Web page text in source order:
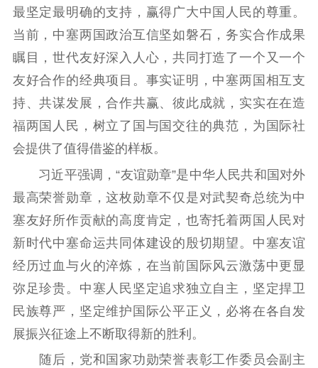
电影工作
电影创作 电影市场
机关党建
党建要闻 学习在线
文化人才
紫金人才 职称评审
数据资源
公共服务
新时代公民素养
提升资源库
新闻出版
政务服务
作品著作权
登记服务
科研创新
服务管理平台
智库服务
管理平台
文艺创作
文化产业
数字出版
新闻发布工作备
最坚定最明确的支持，赢得广大中国人民的尊重。
当前，中塞两国政治互信坚如磐石，务实合作成果
瞩目，世代友好深入人心，共同打造了一个又一个
友好合作的经典项目。事实证明，中塞两国相互支
持、共谋发展，合作共赢、彼此成就，实实在在造
福两国人民，树立了国与国交往的典范，为国际社
会提供了值得借鉴的样板。
习近平强调，“友谊勋章”是中华人民共和国对外
最高荣誉勋章，这枚勋章不仅是对武契奇总统为中
塞友好所作贡献的高度肯定，也寄托着两国人民对
新时代中塞命运共同体建设的殷切期望。中塞友谊
经历过血与火的淬炼，在当前国际风云激荡中更显
弥足珍贵。中塞人民坚定追求独立自主，坚定捍卫
民族尊严，坚定维护国际公平正义，必将在各自发
展振兴征途上不断取得新的胜利。
随后，党和国家功勋荣誉表彰工作委员会副主